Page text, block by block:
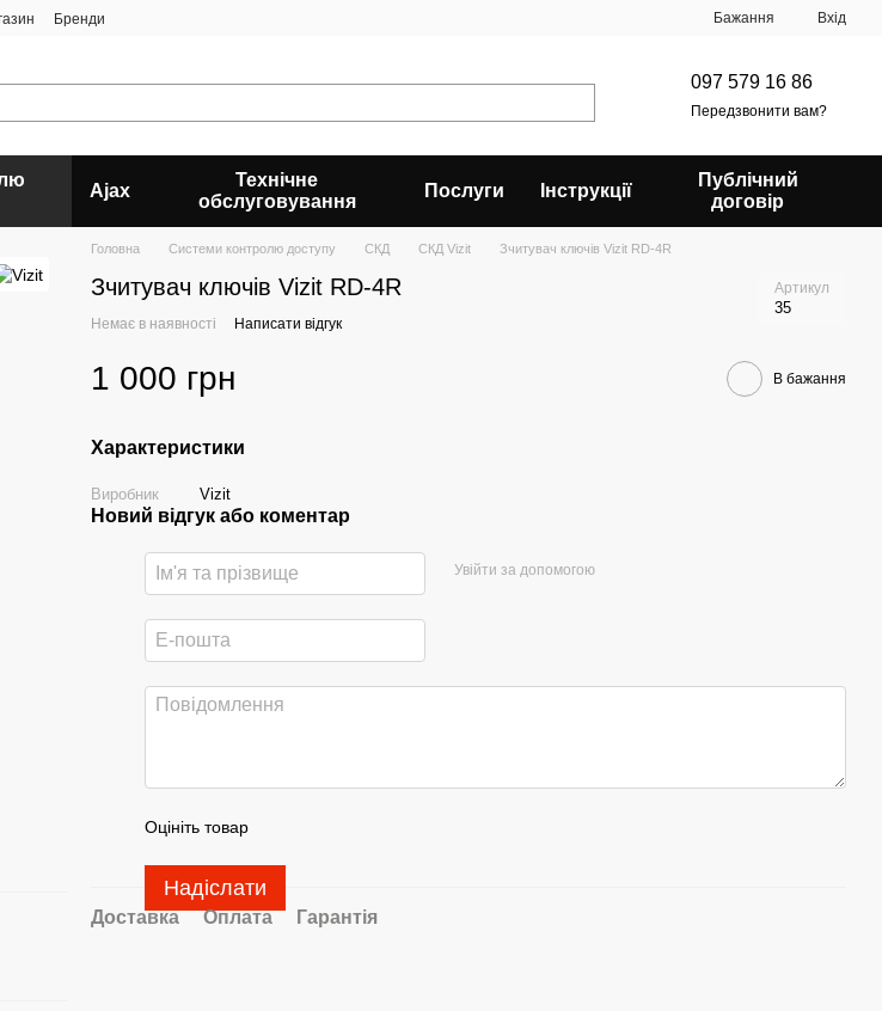
Бренди Бажання Вхід
097 579 16 86
Передзвонити вам?
Ajax
Технічне
обслуговування
Послуги Інструкції
Публічний
договір
Головна Системи контролю доступу СКД СКД Vizit Зчитувач ключів Vizit RD-4R
Зчитувач ключів Vizit RD-4R Артикул
35
Немає в наявності Написати відгук
1 000 грн В бажання
Характеристики
Виробник Vizit
Новий відгук або коментар
Увійти за допомогою
Оцініть товар
Надіслати
Доставка Оплата Гарантія